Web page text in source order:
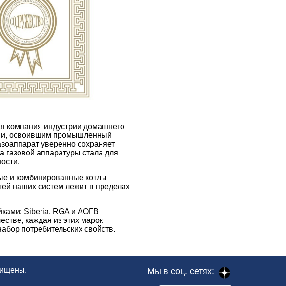
компания индустрии домашнего
освоившим промышленный
уверенно сохраняет
газовой аппаратуры стала для
и комбинированные котлы
наших систем лежит в пределах
Siberia, RGA и АОГВ
каждая из этих марок
потребительских свойств.
Мы в соц. сетях: